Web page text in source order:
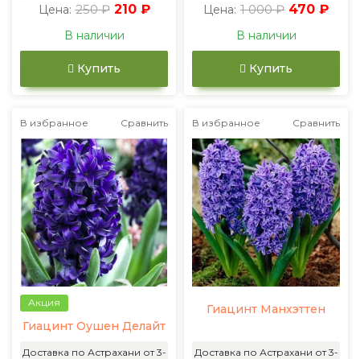
Цена: 250 ₽ 210 ₽
В наличии
Купить
Цена: 1 000 ₽ 470 ₽
В наличии
Купить
В избранное Сравнить
Акция
Гиацинт Оушен Делайт
Доставка по Астрахани от 3-
В избранное Сравнить
Гиацинт Манхэттен
Доставка по Астрахани от 3-